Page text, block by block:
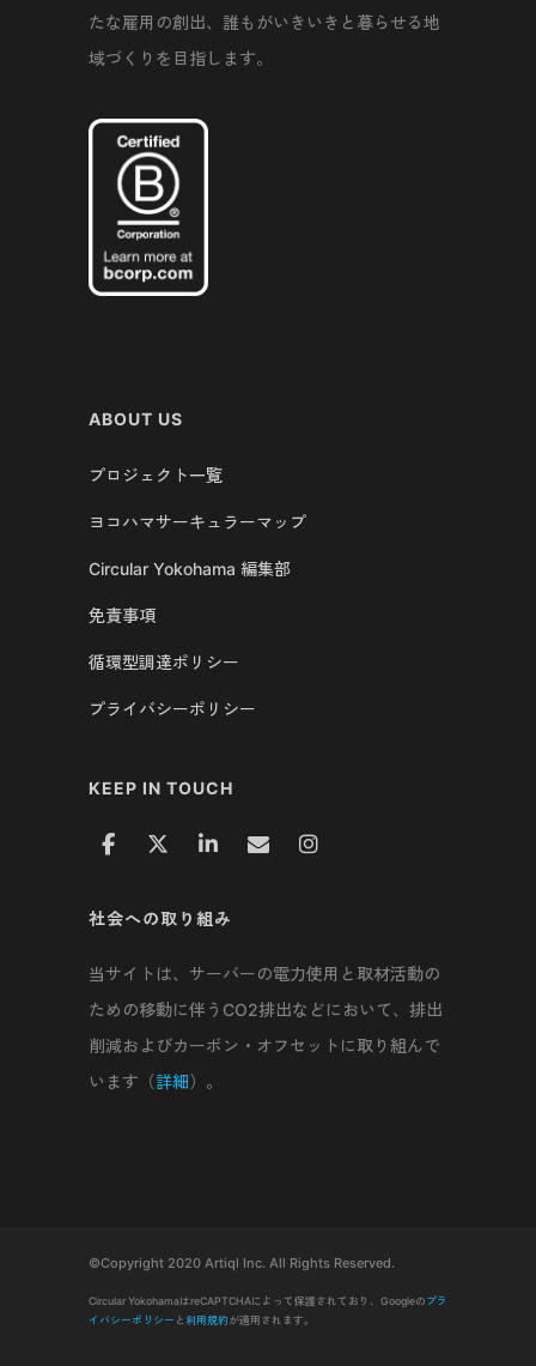
たな雇用の創出、誰もがいきいきと暮らせる地
域づくりを目指します。
ABOUT US
プロジェクト一覧
ヨコハマサーキュラーマップ
Circular Yokohama 編集部
免責事項
循環型調達ポリシー
プライバシーポリシー
KEEP IN TOUCH
社会への取り組み
当サイトは、サーバーの電力使用と取材活動の
ための移動に伴うCO2排出などにおいて、排出
削減およびカーボン・オフセットに取り組んで
います（詳細）。
©Copyright 2020 Artiql Inc. All Rights Reserved.
Circular YokohamaはreCAPTCHAによって保護されており、Googleのプラ
イバシーポリシー と 利用規約が適用されます。